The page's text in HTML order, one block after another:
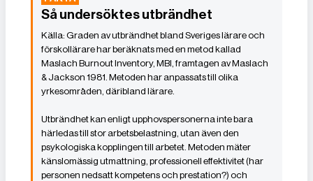
Så undersöktes utbrändhet
Graden av utbrändhet bland Sveriges lärare och
förskollärare har beräknats med en metod kallad
Maslach Burnout Inventory, MBI, framtagen av Maslach
& Jackson 1981. Metoden har anpassats till olika
yrkesområden, däribland lärare.
Utbrändhet kan enligt upphovspersonerna inte bara
härledas till stor arbetsbelastning, utan även den
psykologiska kopplingen till arbetet. Metoden mäter
känslomässig utmattning, professionell effektivitet (har
personen nedsatt kompetens och prestation?) och